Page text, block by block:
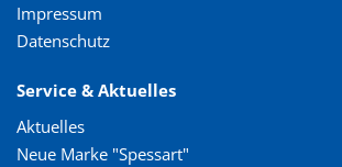
Impressum
Datenschutz
Service & Aktuelles
Aktuelles
Neue Marke "Spessart"